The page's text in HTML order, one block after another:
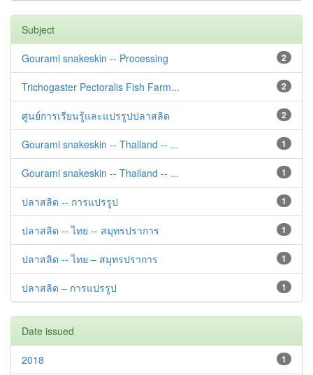
Subject
2
Gourami snakeskin -- Processing
2
Trichogaster Pectoralis Fish Farm...
2
ศูนย์การเรียนรู้และแปรรูปปลาสลิด
1
Gourami snakeskin -- Thailand -- ...
1
Gourami snakeskin -- Thailand -- ...
1
ปลาสลิด -- การแปรรูป
1
ปลาสลิด -- ไทย -- สมุทรปราการ
1
ปลาสลิด -- ไทย – สมุทรปราการ
1
ปลาสลิด – การแปรรูป
Date issued
1
2018